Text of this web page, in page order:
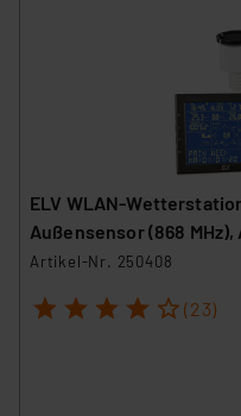
ELV WLAN-
Außensensor (868
Artikel-Nr. 250408
1 2 3 4 5 (23)